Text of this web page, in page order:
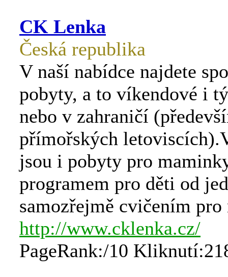
CK Lenka
Česká republika
V naší nabídce najdete
pobyty, a to víkendové i
nebo v zahraničí
přímořských
jsou i pobyty pro
programem pro děti od
samozřejmě cvičením
http://www.cklenka.cz/
PageRank:/10